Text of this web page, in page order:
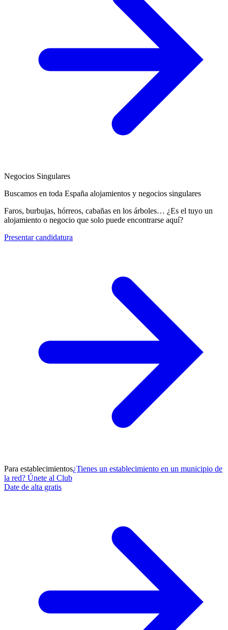
Negocios Singulares
Buscamos en toda España alojamientos y negocios singulares
Faros, burbujas, hórreos, cabañas en los árboles… ¿Es el tuyo un
alojamiento o negocio que solo puede encontrarse aquí?
Presentar candidatura
Para establecimientos¿Tienes un establecimiento en un municipio de
la red? Únete al Club
Date de alta gratis